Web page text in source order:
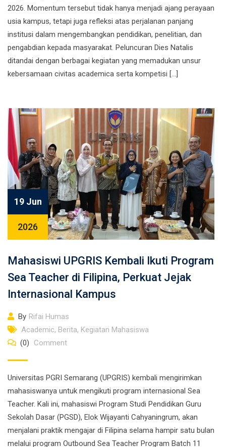
2026. Momentum tersebut tidak hanya menjadi ajang perayaan
usia kampus, tetapi juga refleksi atas perjalanan panjang
institusi dalam mengembangkan pendidikan, penelitian, dan
pengabdian kepada masyarakat. Peluncuran Dies Natalis
ditandai dengan berbagai kegiatan yang memadukan unsur
kebersamaan civitas academica serta kompetisi […]
19 Jun
2026
Mahasiswi UPGRIS Kembali Ikuti Program
Sea Teacher di Filipina, Perkuat Jejak
Internasional Kampus
By Rifai Humas
Academic, Berita, Kegiatan Mahasiswa
(0)
Comment
Universitas PGRI Semarang (UPGRIS) kembali mengirimkan
mahasiswanya untuk mengikuti program internasional Sea
Teacher. Kali ini, mahasiswi Program Studi Pendidikan Guru
Sekolah Dasar (PGSD), Elok Wijayanti Cahyaningrum, akan
menjalani praktik mengajar di Filipina selama hampir satu bulan
melalui program Outbound Sea Teacher Program Batch 11